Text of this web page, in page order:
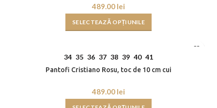
lei
SELECTEAZĂ OPȚIUNILE
34 35 36 37 38 39 40 41
Pantofi Cristiano Rosu, toc de 10 cm cui
lei